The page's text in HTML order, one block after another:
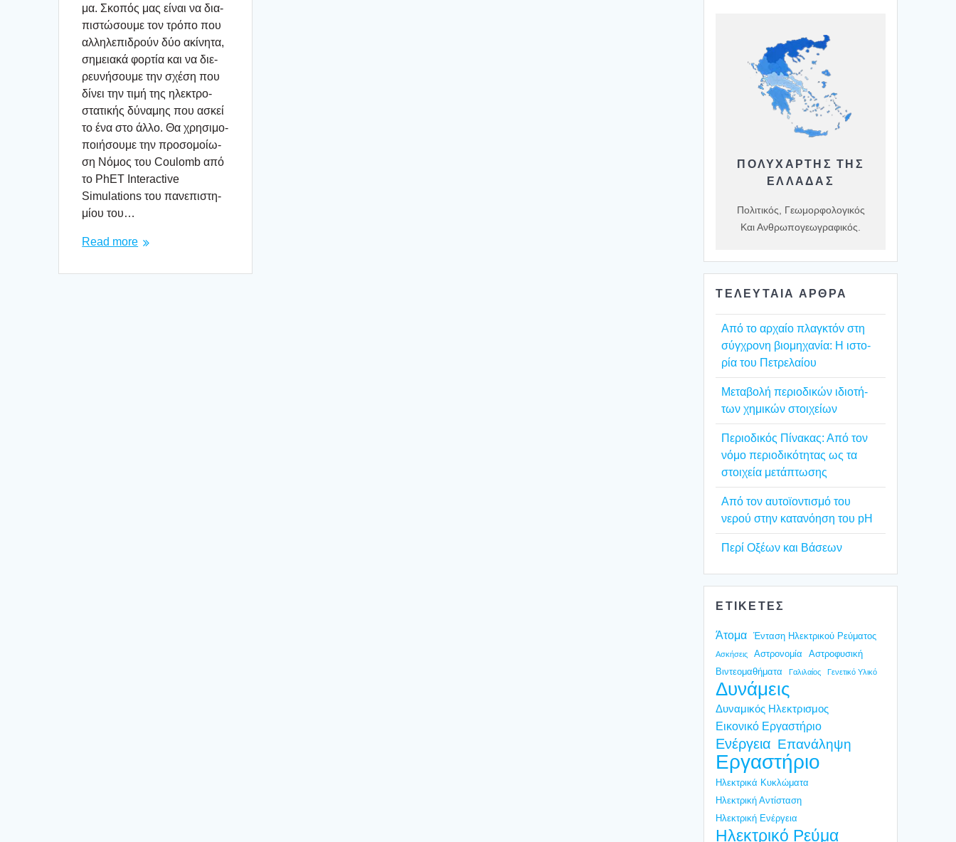
μα. Σκο­πός μας είναι να δια­
πι­στώ­σου­με τον τρό­πο που
αλλη­λε­πι­δρούν δύο ακί­νη­τα,
σημεια­κά φορ­τία και να διε­
ρευ­νή­σου­με την σχέ­ση που
δίνει την τιμή της ηλε­κτρο­
στα­τι­κής δύνα­μης που ασκεί
το ένα στο άλλο. Θα χρη­σι­μο­
ποι­ή­σου­με την προ­σο­μοί­ω­
ση Νόμος του Coulomb από
το PhET Interactive
Simulations του πανε­πι­στη­
μί­ου του…
Read more
ΠΟΛΥΧΆΡΤΗΣ ΤΗΣ
ΕΛΛΆΔΑΣ
Πολιτικός, Γεωμορφολογικός
Και Ανθρωπογεωγραφικός.
ΤΕΛΕΥΤΑΙΑ ΑΡΘΡΑ
Από το αρχαίο πλαγ­κτόν στη
σύγ­χρο­νη βιο­μη­χα­νία: Η ιστο­
ρία του Πετρε­λαί­ου
Mετα­βο­λή περιο­δι­κών ιδιο­τή­
των χημι­κών στοι­χεί­ων
Περιο­δι­κός Πίνα­κας: Από τον
νόμο περιο­δι­κό­τη­τας ως τα
στοι­χεία μετά­πτω­σης
Από τον αυτοϊ­ο­ντι­σμό του
νερού στην κατα­νό­η­ση του pH
Περί Οξέ­ων και Βάσε­ων
ΕΤΙΚΕΤΕΣ
Άτομα Ένταση Ηλεκτρικού Ρεύματος
Ασκήσεις Αστρονομία
Αστροφυσική
Βιντεομαθήματα
Γαλιλαίος Γενετικό Υλικό
Δυνάμεις
Δυναμικός Ηλεκτρισμος
Εικονικό Εργαστήριο
Ενέργεια Επανάληψη
Εργαστήριο
Ηλεκτρικά Κυκλώματα
Ηλεκτρική Αντίσταση
Ηλεκτρική Ενέργεια
Ηλεκτρικό Ρεύμα